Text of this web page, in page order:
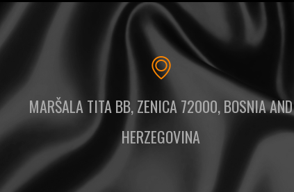
MARŠALA TITA BB, ZENICA 72000, BOSNIA AND
HERZEGOVINA